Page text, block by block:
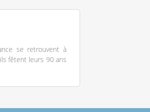
se retrouvent à
fêtent leurs 90 ans